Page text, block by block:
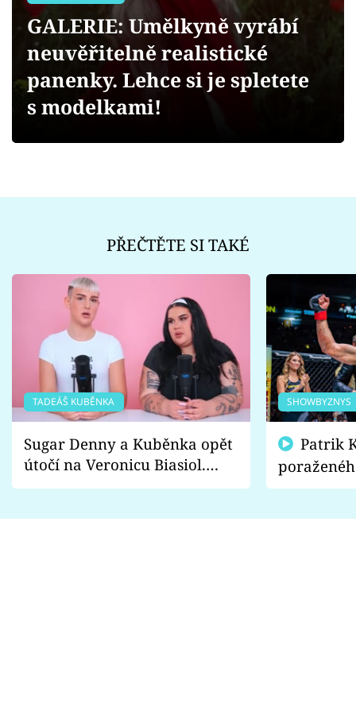
Videa
Sledujte prima+
GALERIE: Umělkyně vyrábí
neuvěřitelně realistické
panenky. Lehce si je spletete
s modelkami!
PŘEČTĚTE SI TAKÉ
TADEÁŠ KUBĚNKA
Sugar Denny a Kuběnka opět
útočí na Veronicu Biasiol.
Proč je podle nich falešná a
SHOWBYZNYS
fanoušci